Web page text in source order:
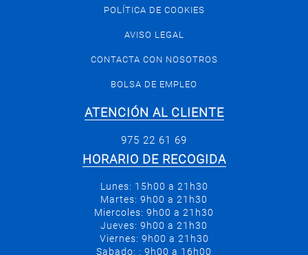
POLÍTICA DE COOKIES
AVISO LEGAL
CONTACTA CON NOSOTROS
BOLSA DE EMPLEO
ATENCIÓN AL CLIENTE
975 22 61 69
HORARIO DE RECOGIDA
Lunes: 15h00 a 21h30
Martes: 9h00 a 21h30
Miercoles: 9h00 a 21h30
Jueves: 9h00 a 21h30
Viernes: 9h00 a 21h30
Sabado: : 9h00 a 16h00